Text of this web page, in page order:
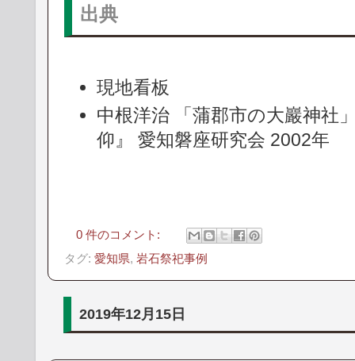
出典
現地看板
中根洋治 「蒲郡市の大巖神社
仰』 愛知磐座研究会 2002年
0 件のコメント:
タグ: 愛知県, 岩石祭祀事例
2019年12月15日